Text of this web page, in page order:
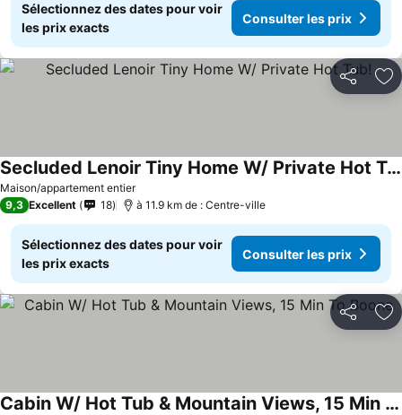
Sélectionnez des dates pour voir
les prix exacts
Consulter les prix
Partager
Maison/appartement entier
Secluded Lenoir Tiny Home W/ Private Hot Tub!
Consulter les prix
9,3 Excellent 18 à 11.9 km de : Centre-ville
Sélectionnez des dates pour voir
les prix exacts
Consulter les prix
Partager
Cabin W/ Hot Tub & Mountain Views, 15 Min To Boone